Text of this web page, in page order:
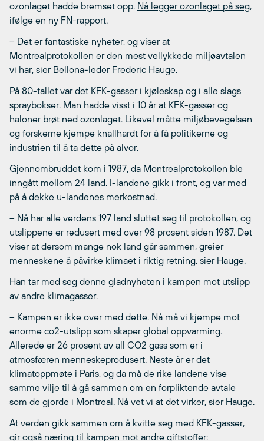
ozonlaget hadde bremset opp. Nå legger ozonlaget på seg,
ifølge en ny FN-rapport.
– Det er fantastiske nyheter, og viser at
Montrealprotokollen er den mest vellykkede miljøavtalen
vi har, sier Bellona-leder Frederic Hauge.
På 80-tallet var det KFK-gasser i kjøleskap og i alle slags
spraybokser. Man hadde visst i 10 år at KFK-gasser og
haloner brøt ned ozonlaget. Likevel måtte miljøbevegelsen
og forskerne kjempe knallhardt for å få politikerne og
industrien til å ta dette på alvor.
Gjennombruddet kom i 1987, da Montrealprotokollen ble
inngått mellom 24 land. I-landene gikk i front, og var med
på å dekke u-landenes merkostnad.
– Nå har alle verdens 197 land sluttet seg til protokollen, og
utslippene er redusert med over 98 prosent siden 1987. Det
viser at dersom mange nok land går sammen, greier
menneskene å påvirke klimaet i riktig retning, sier Hauge.
Han tar med seg denne gladnyheten i kampen mot utslipp
av andre klimagasser.
– Kampen er ikke over med dette. Nå må vi kjempe mot
enorme co2-utslipp som skaper global oppvarming.
Allerede er 26 prosent av all CO2 gass som er i
atmosfæren menneskeprodusert. Neste år er det
klimatoppmøte i Paris, og da må de rike landene vise
samme vilje til å gå sammen om en forpliktende avtale
som de gjorde i Montreal. Nå vet vi at det virker, sier Hauge.
At verden gikk sammen om å kvitte seg med KFK-gasser,
gir også næring til kampen mot andre giftstoffer: